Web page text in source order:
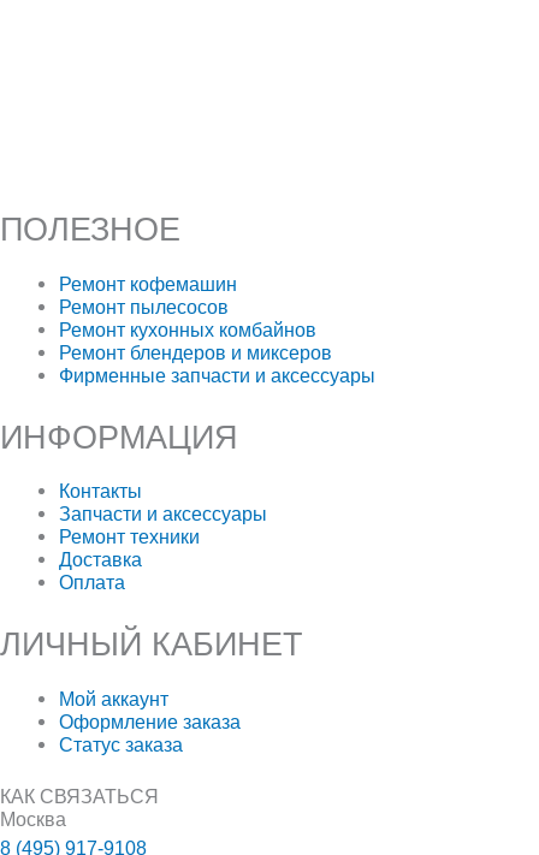
ПОЛЕЗНОЕ
Ремонт кофемашин
Ремонт пылесосов
Ремонт кухонных комбайнов
Ремонт блендеров и миксеров
Фирменные запчасти и аксессуары
ИНФОРМАЦИЯ
Контакты
Запчасти и аксессуары
Ремонт техники
Доставка
Оплата
ЛИЧНЫЙ КАБИНЕТ
Мой аккаунт
Оформление заказа
Статус заказа
КАК СВЯЗАТЬСЯ
Москва
8 (495) 917-9108